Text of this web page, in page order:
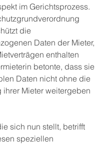
im Gerichtsprozess.
die
Daten der Mieter,
enthalten
betonte, dass sie
Daten nicht ohne die
ihrer Mieter weitergeben
sich nun stellt, betrifft
speziellen